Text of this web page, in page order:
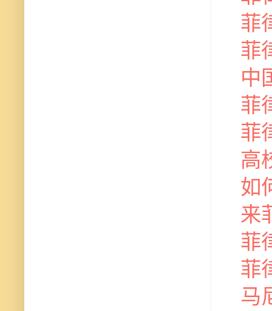
菲
菲
中
菲
菲
高
如
来
菲
菲
马